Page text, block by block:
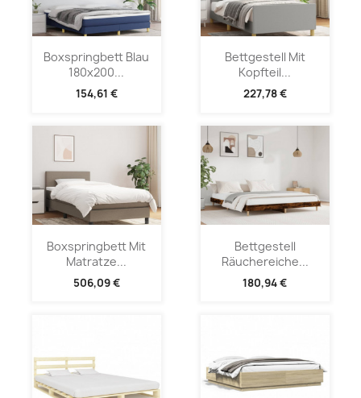
Boxspringbett Blau
180x200...
154,61 €
Bettgestell Mit
Kopfteil...
227,78 €
Boxspringbett Mit
Matratze...
506,09 €
Bettgestell
Räuchereiche...
180,94 €